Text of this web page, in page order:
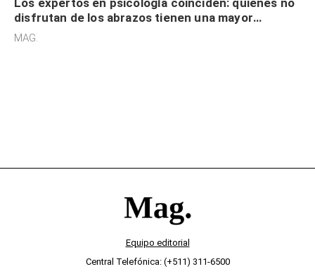
Los expertos en psicología coinciden: quienes no
disfrutan de los abrazos tienen una mayor
sensibilidad a los estímulos físicos y no es por
MAG.
Equipo editorial
Central Telefónica: (+511) 311-6500